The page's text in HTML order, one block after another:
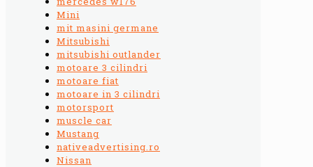
Mini
mit masini germane
Mitsubishi
mitsubishi outlander
motoare 3 cilindri
motoare fiat
motoare in 3 cilindri
motorsport
muscle car
Mustang
nativeadvertising.ro
Nissan